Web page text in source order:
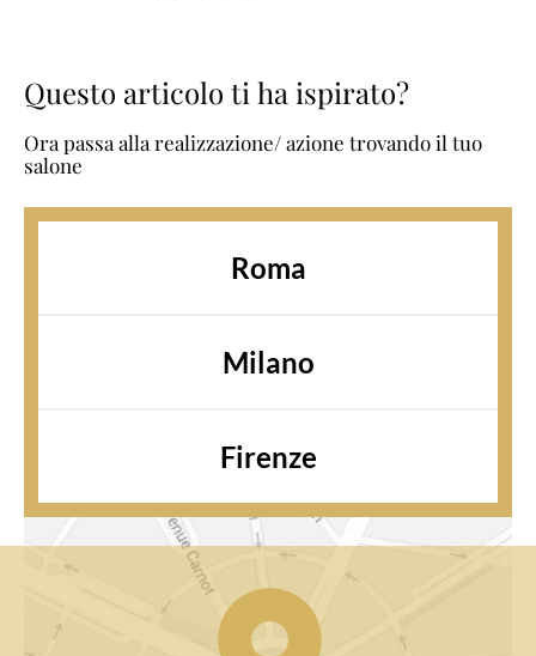
Questo articolo ti ha ispirato?
Ora passa alla realizzazione/ azione trovando il tuo
salone
Roma
Milano
Firenze